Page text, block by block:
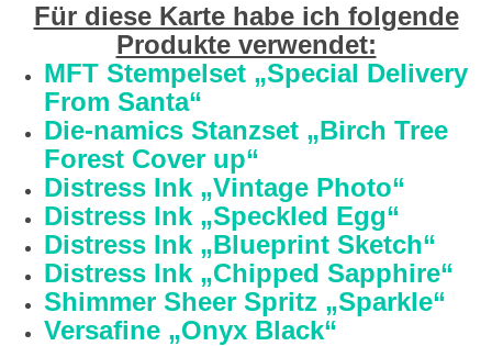
Für diese Karte habe ich folgende
Produkte verwendet:
MFT Stempelset „Special Delivery
From Santa“
Die-namics Stanzset „Birch Tree
Forest Cover up“
Distress Ink „Vintage Photo“
Distress Ink „Speckled Egg“
Distress Ink „Blueprint Sketch“
Distress Ink „Chipped Sapphire“
Shimmer Sheer Spritz „Sparkle“
Versafine „Onyx Black“